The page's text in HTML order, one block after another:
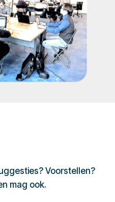
Voorstellen?
mag ook.